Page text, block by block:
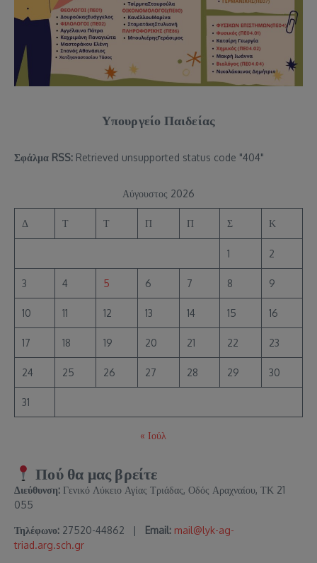
Υπουργείο Παιδείας
Σφάλμα RSS: Retrieved unsupported status code "404"
Αύγουστος 2026
Δ Τ Τ Π Π Σ Κ
1 2
3 4 5 6 7 8 9
10 11 12 13 14 15 16
17 18 19 20 21 22 23
24 25 26 27 28 29 30
31
« Ιούλ
Πού θα μας βρείτε
Διεύθυνση: Γενικό Λύκειο Αγίας Τριάδας, Οδός Αραχναίου, ΤΚ 21
055
Τηλέφωνο: 27520-44862 | Email: mail@lyk-ag-
triad.arg.sch.gr